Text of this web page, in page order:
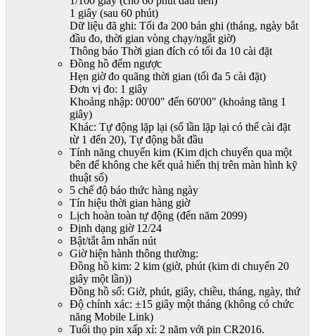
1 giây (sau 60 phút)
Dữ liệu đã ghi: Tối đa 200 bản ghi (tháng, ngày bắt
đầu đo, thời gian vòng chạy/ngắt giờ)
Thông báo Thời gian đích có tối đa 10 cài đặt
Đồng hồ đếm ngược
Hẹn giờ đo quãng thời gian (tối đa 5 cài đặt)
Đơn vị đo: 1 giây
Khoảng nhập: 00'00" đến 60'00" (khoảng tăng 1
giây)
Khác: Tự động lặp lại (số lần lặp lại có thể cài đặt
từ 1 đến 20), Tự động bắt đầu
Tính năng chuyển kim (Kim dịch chuyển qua một
bên để không che kết quả hiển thị trên màn hình kỹ
thuật số)
5 chế độ báo thức hàng ngày
Tín hiệu thời gian hàng giờ
Lịch hoàn toàn tự động (đến năm 2099)
Định dạng giờ 12/24
Bật/tắt âm nhấn nút
Giờ hiện hành thông thường:
Đồng hồ kim: 2 kim (giờ, phút (kim di chuyển 20
giây một lần))
Đồng hồ số: Giờ, phút, giây, chiều, tháng, ngày, thứ
Độ chính xác: ±15 giây một tháng (không có chức
năng Mobile Link)
Tuổi thọ pin xấp xỉ: 2 năm với pin CR2016.